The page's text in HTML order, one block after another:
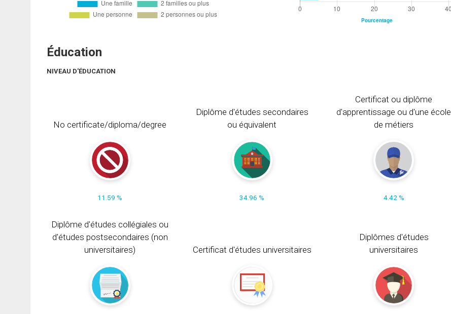
Éducation
NIVEAU D'ÉDUCATION
No certificate/diploma/degree
11.59 %
Diplôme d'études secondaires
ou équivalent
34.96 %
Certificat ou diplôme
d'apprentissage ou d'une école
de métiers
4.42 %
Diplôme d'études collégiales ou
d'études postsecondaires (non
universitaires)
Certificat d'études universitaires
Diplômes d'études
universitaires